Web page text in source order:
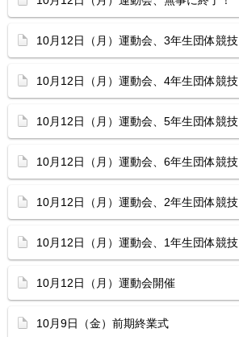
10月12日（月）運動会、3年生団体競技
10月12日（月）運動会、4年生団体競技
10月12日（月）運動会、5年生団体競技
10月12日（月）運動会、6年生団体競技
10月12日（月）運動会、2年生団体競技
10月12日（月）運動会、1年生団体競技
10月12日（月）運動会開催
10月9日（金）前期終業式